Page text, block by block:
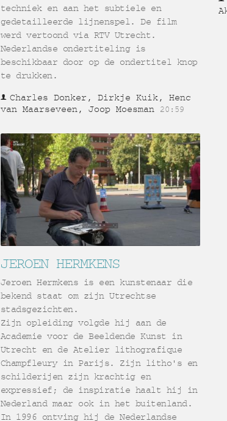
techniek en aan het subtiele en
gedetailleerde lijnenspel. De film
werd vertoond via RTV Utrecht.
Nederlandse ondertiteling is
beschikbaar door op de ondertitel knop
te drukken.
Charles Donker, Dirkje Kuik, Henc
van Maarseveen, Joop Moesman
20:59
JEROEN HERMKENS
Jeroen Hermkens is een kunstenaar die
bekend staat om zijn Utrechtse
stadsgezichten.
Zijn opleiding volgde hij aan de
Academie voor de Beeldende Kunst in
Utrecht en de Atelier lithografique
Champfleury in Parijs. Zijn litho's en
schilderijen zijn krachtig en
expressief; de inspiratie haalt hij in
Nederland maar ook in het buitenland.
In 1996 ontving hij de Nederlandse